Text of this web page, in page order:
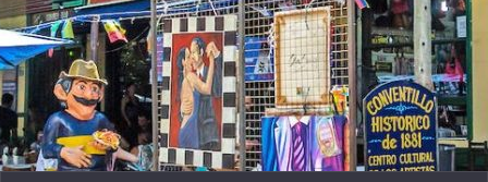
FAQ
კონტაქტი